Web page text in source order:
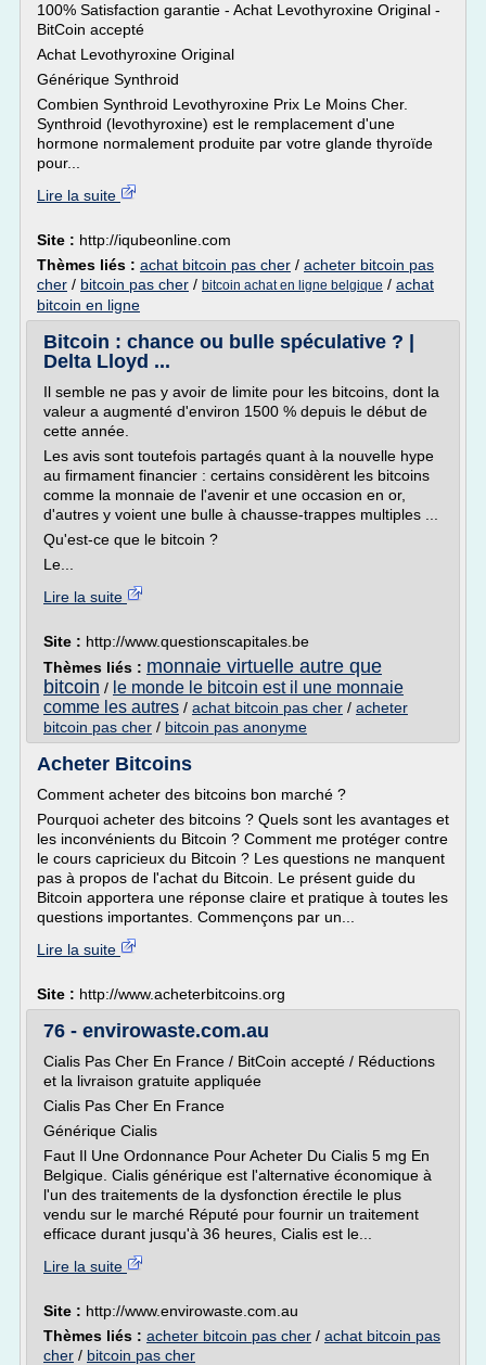
100% Satisfaction garantie - Achat Levothyroxine Original -
BitCoin accepté
Achat Levothyroxine Original
Générique Synthroid
Combien Synthroid Levothyroxine Prix Le Moins Cher.
Synthroid (levothyroxine) est le remplacement d'une
hormone normalement produite par votre glande thyroïde
pour...
Lire la suite
Site : http://iqubeonline.com
Thèmes liés : achat bitcoin pas cher / acheter bitcoin pas
cher / bitcoin pas cher / bitcoin achat en ligne belgique / achat
bitcoin en ligne
Bitcoin : chance ou bulle spéculative ? |
Delta Lloyd ...
Il semble ne pas y avoir de limite pour les bitcoins, dont la
valeur a augmenté d'environ 1500 % depuis le début de
cette année.
Les avis sont toutefois partagés quant à la nouvelle hype
au firmament financier : certains considèrent les bitcoins
comme la monnaie de l'avenir et une occasion en or,
d'autres y voient une bulle à chausse-trappes multiples ...
Qu'est-ce que le bitcoin ?
Le...
Lire la suite
Site : http://www.questionscapitales.be
Thèmes liés : monnaie virtuelle autre que
bitcoin / le monde le bitcoin est il une monnaie
comme les autres / achat bitcoin pas cher / acheter
bitcoin pas cher / bitcoin pas anonyme
Acheter Bitcoins
Comment acheter des bitcoins bon marché ?
Pourquoi acheter des bitcoins ? Quels sont les avantages et
les inconvénients du Bitcoin ? Comment me protéger contre
le cours capricieux du Bitcoin ? Les questions ne manquent
pas à propos de l'achat du Bitcoin. Le présent guide du
Bitcoin apportera une réponse claire et pratique à toutes les
questions importantes. Commençons par un...
Lire la suite
Site : http://www.acheterbitcoins.org
76 - envirowaste.com.au
Cialis Pas Cher En France / BitCoin accepté / Réductions
et la livraison gratuite appliquée
Cialis Pas Cher En France
Générique Cialis
Faut Il Une Ordonnance Pour Acheter Du Cialis 5 mg En
Belgique. Cialis générique est l'alternative économique à
l'un des traitements de la dysfonction érectile le plus
vendu sur le marché Réputé pour fournir un traitement
efficace durant jusqu'à 36 heures, Cialis est le...
Lire la suite
Site : http://www.envirowaste.com.au
Thèmes liés : acheter bitcoin pas cher / achat bitcoin pas
cher / bitcoin pas cher